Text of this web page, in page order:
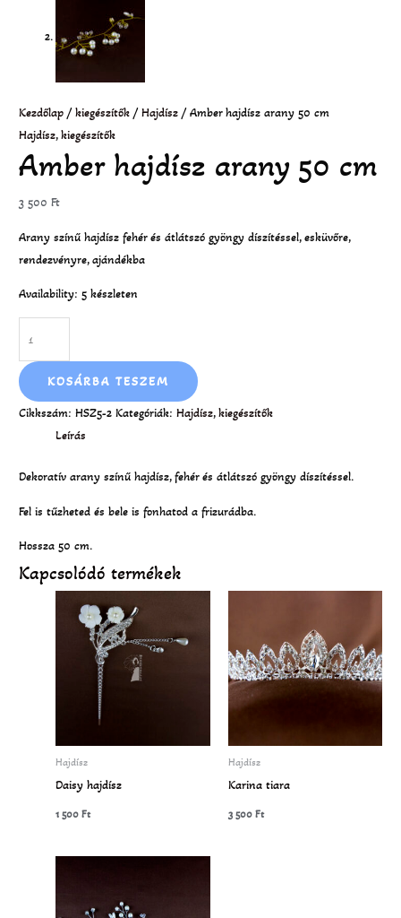
Kezdőlap /kiegészítők /Hajdísz / Amber hajdísz arany 50 cm
Hajdísz,kiegészítők
Amber hajdísz arany 50 cm
3 500Ft
Arany színű hajdísz fehér és átlátszó gyöngy díszítéssel, esküvőre,
rendezvényre, ajándékba
Availability: 5 készleten
KOSÁRBA TESZEM
Cikkszám:HSZ5-2 Kategóriák:Hajdísz,kiegészítők
Leírás
Dekoratív arany színű hajdísz, fehér és átlátszó gyöngy díszítéssel.
Fel is tűzheted és bele is fonhatod a frizurádba.
Hossza 50 cm.
Kapcsolódó termékek
Hajdísz
Daisy hajdísz
1 500Ft
Hajdísz
Karina tiara
3 500 Ft